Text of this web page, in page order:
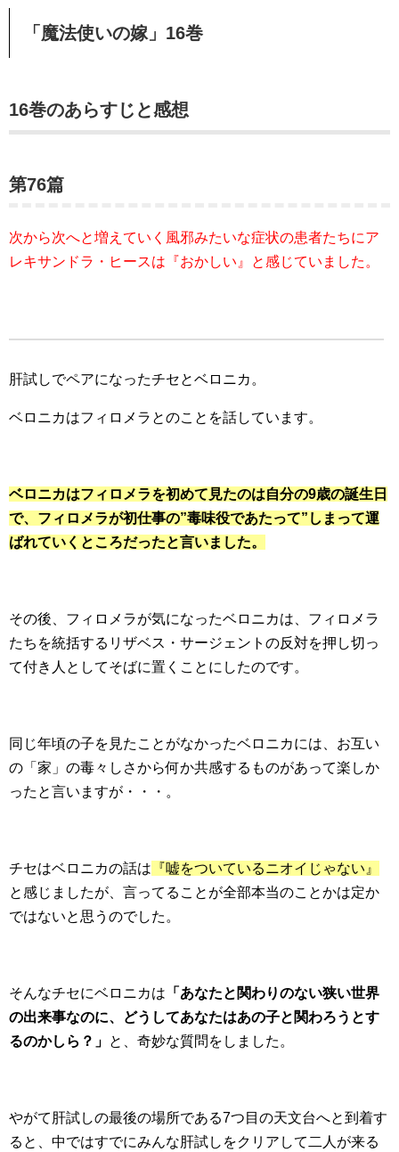
「魔法使いの嫁」16巻
16巻のあらすじと感想
第76篇
次から次へと増えていく風邪みたいな症状の患者たちにア
レキサンドラ・ヒースは『おかしい』と感じていました。
肝試しでペアになったチセとベロニカ。
ベロニカはフィロメラとのことを話しています。
ベロニカはフィロメラを初めて見たのは自分の9歳の誕生日
で、フィロメラが初仕事の”毒味役であたって”しまって運
ばれていくところだったと言いました。
その後、フィロメラが気になったベロニカは、フィロメラ
たちを統括するリザベス・サージェントの反対を押し切っ
て付き人としてそばに置くことにしたのです。
同じ年頃の子を見たことがなかったベロニカには、お互い
の「家」の毒々しさから何か共感するものがあって楽しか
ったと言いますが・・・。
チセはベロニカの話は 『嘘をついているニオイじゃない』
と感じましたが、言ってることが全部本当のことかは定か
ではないと思うのでした。
そんなチセにベロニカは 「あなたと関わりのない狭い世界
の出来事なのに、どうしてあなたはあの子と関わろうとす
るのかしら？」 と、奇妙な質問をしました。
やがて肝試しの最後の場所である7つ目の天文台へと到着す
ると、中ではすでにみんな肝試しをクリアして二人が来る